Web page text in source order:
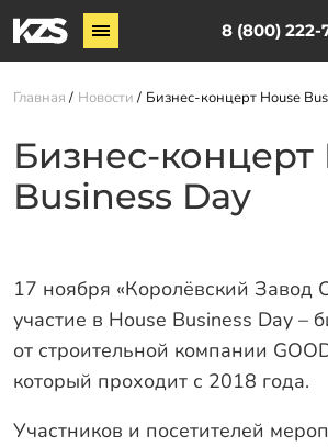
8 (800) 222-
Винтовые сваи
Услуги
Новости
Партнёрам
Доставка
Оплата
Отзывы
Гарантии
Главная Новости Бизнес-концерт House
Бизнес-концерт
Business Day
17 ноября «Королёвский Завод
участие в House Business Day –
от строительной компании
который проходит с 2018 года.
Участников и посетителей